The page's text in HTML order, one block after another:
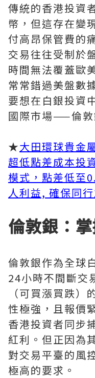
傳統的香港投資
幣，但這存在變
付高昂保管費的
交易往往受制於
時間無法覆蓋歐
常常錯過美盤數
要想在白銀投資
國際市場——倫敦
★大田環球貴金
超低點差成本投
模式，點差低至
人利益, 確保同行
倫敦銀：
倫敦銀作為全球
24小時不間斷交
（可買漲買跌）
性極強，且報價
香港投資者同步
紅利。但正因為
對交易平臺的風
極高的要求。